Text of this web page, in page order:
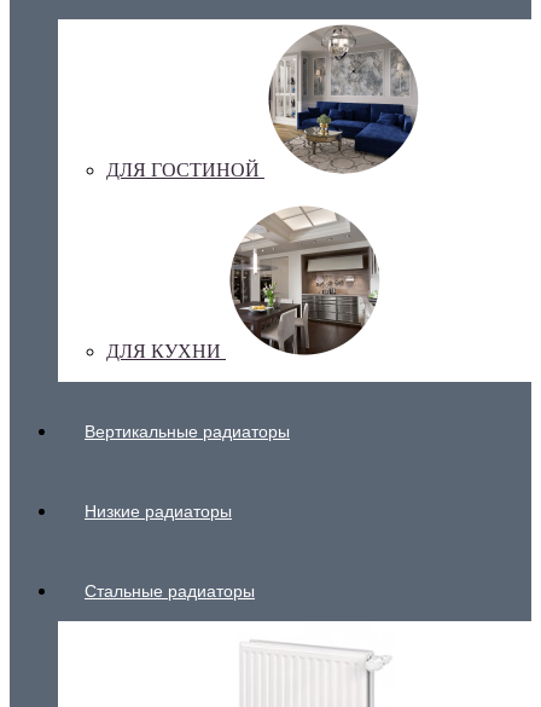
ДЛЯ ГОСТИНОЙ
ДЛЯ КУХНИ
Вертикальные радиаторы
Низкие радиаторы
Стальные радиаторы